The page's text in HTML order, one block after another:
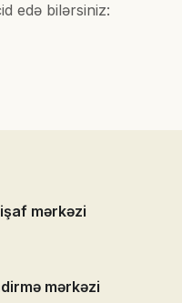
edə bilərsiniz:
mərkəzi
mərkəzi